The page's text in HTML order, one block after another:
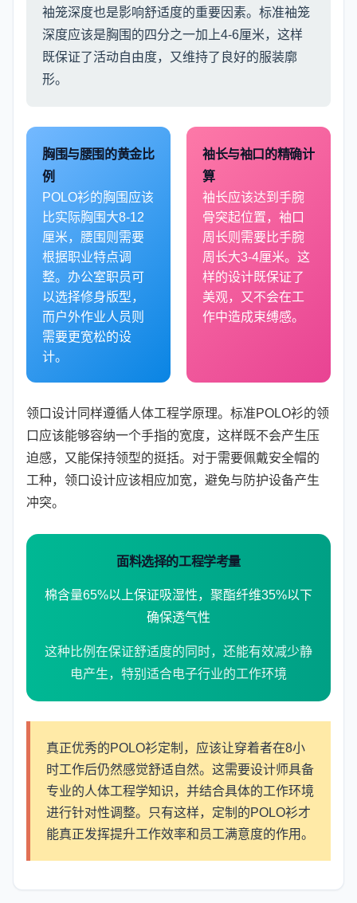
袖笼深度也是影响舒适度的重要因素。标准袖笼
深度应该是胸围的四分之一加上4-6厘米，这样
既保证了活动自由度，又维持了良好的服装廓
形。
胸围与腰围的黄金比
例
POLO衫的胸围应该
比实际胸围大8-12
厘米，腰围则需要
根据职业特点调
整。办公室职员可
以选择修身版型，
而户外作业人员则
需要更宽松的设
计。
袖长与袖口的精确计
算
袖长应该达到手腕
骨突起位置，袖口
周长则需要比手腕
周长大3-4厘米。这
样的设计既保证了
美观，又不会在工
作中造成束缚感。
领口设计同样遵循人体工程学原理。标准POLO衫的领
口应该能够容纳一个手指的宽度，这样既不会产生压
迫感，又能保持领型的挺括。对于需要佩戴安全帽的
工种，领口设计应该相应加宽，避免与防护设备产生
冲突。
面料选择的工程学考量
棉含量65%以上保证吸湿性，聚酯纤维35%以下
确保透气性
这种比例在保证舒适度的同时，还能有效减少静
电产生，特别适合电子行业的工作环境
真正优秀的POLO衫定制，应该让穿着者在8小
时工作后仍然感觉舒适自然。这需要设计师具备
专业的人体工程学知识，并结合具体的工作环境
进行针对性调整。只有这样，定制的POLO衫才
能真正发挥提升工作效率和员工满意度的作用。